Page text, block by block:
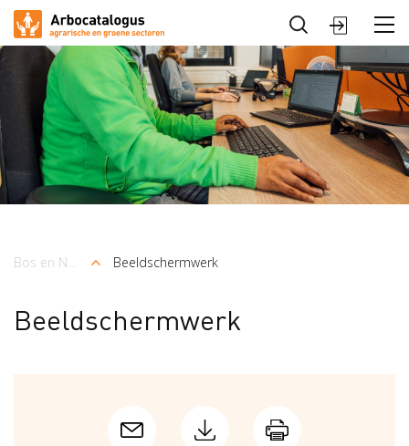
Arbocatalogus
Sectoren
Sluiten
Kruimelpad
Bos en Natuur Beeldschermwerk
Beeldschermwerk